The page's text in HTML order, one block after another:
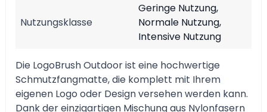
Nutzungsklasse
Geringe Nutzung,
Normale Nutzung,
Intensive Nutzung
Die LogoBrush Outdoor ist eine hochwertige
Schmutzfangmatte, die komplett mit Ihrem
eigenen Logo oder Design versehen werden kann.
Dank der einzigartigen Mischung aus Nylonfasern